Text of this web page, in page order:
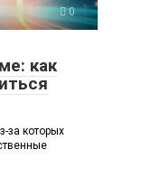
0
как
за которых